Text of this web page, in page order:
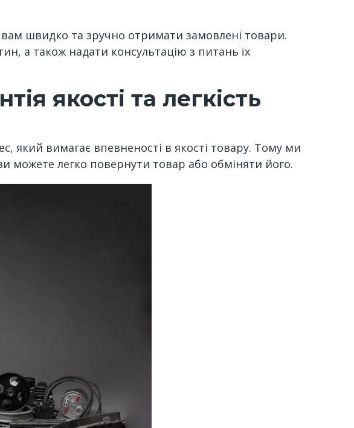
вам швидко та зручно отримати замовлені товари.
а також надати консультацію з питань їх
якості та легкість
який вимагає впевненості в якості товару. Тому ми
можете легко повернути товар або обміняти його.